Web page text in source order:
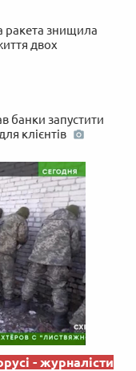
ракета знищила
двох
банки запустити
клієнтів
- журналісти